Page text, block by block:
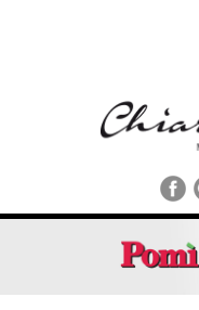
HOME
CHIARA BELLINI